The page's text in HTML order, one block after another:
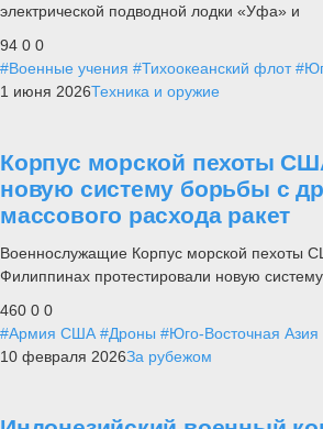
электрической подводной лодки «Уфа» и
94 0 0
#Военные учения #Тихоокеанский флот
1 июня 2026Техника и оружие
Корпус морской пехоты
новую систему борьбы с
массового расхода ракет
Военнослужащие Корпус морской пехоты
Филиппинах протестировали новую систему
460 0 0
#Армия США #Дроны #Юго-Восточная Азия
10 февраля 2026За рубежом